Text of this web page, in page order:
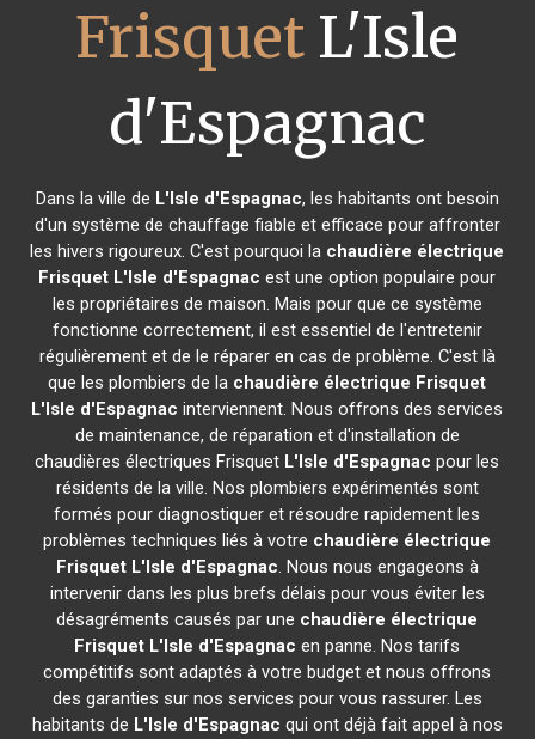
Frisquet L'Isle
d'Espagnac
Dans la ville de L'Isle d'Espagnac, les habitants ont besoin
d'un système de chauffage fiable et efficace pour affronter
les hivers rigoureux. C'est pourquoi la chaudière électrique
Frisquet L'Isle d'Espagnac est une option populaire pour
les propriétaires de maison. Mais pour que ce système
fonctionne correctement, il est essentiel de l'entretenir
régulièrement et de le réparer en cas de problème. C'est là
que les plombiers de la chaudière électrique Frisquet
L'Isle d'Espagnac interviennent. Nous offrons des services
de maintenance, de réparation et d'installation de
chaudières électriques Frisquet L'Isle d'Espagnac pour les
résidents de la ville. Nos plombiers expérimentés sont
formés pour diagnostiquer et résoudre rapidement les
problèmes techniques liés à votre chaudière électrique
Frisquet L'Isle d'Espagnac. Nous nous engageons à
intervenir dans les plus brefs délais pour vous éviter les
désagréments causés par une chaudière électrique
Frisquet L'Isle d'Espagnac en panne. Nos tarifs
compétitifs sont adaptés à votre budget et nous offrons
des garanties sur nos services pour vous rassurer. Les
habitants de L'Isle d'Espagnac qui ont déjà fait appel à nos